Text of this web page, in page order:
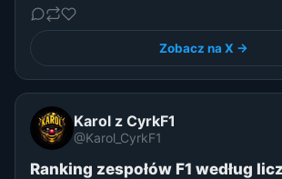
Zobacz na X →
Karol z CyrkF1
@Karol_CyrkF1
Ranking zespołów F1 według